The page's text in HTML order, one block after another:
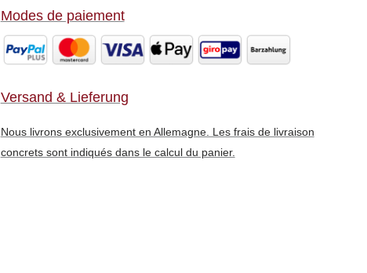
Modes de paiement
Versand & Lieferung
Nous livrons exclusivement en Allemagne. Les frais de livraison
concrets sont indiqués dans le calcul du panier.